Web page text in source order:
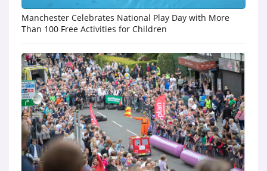
Manchester Celebrates National Play Day with More
Than 100 Free Activities for Children